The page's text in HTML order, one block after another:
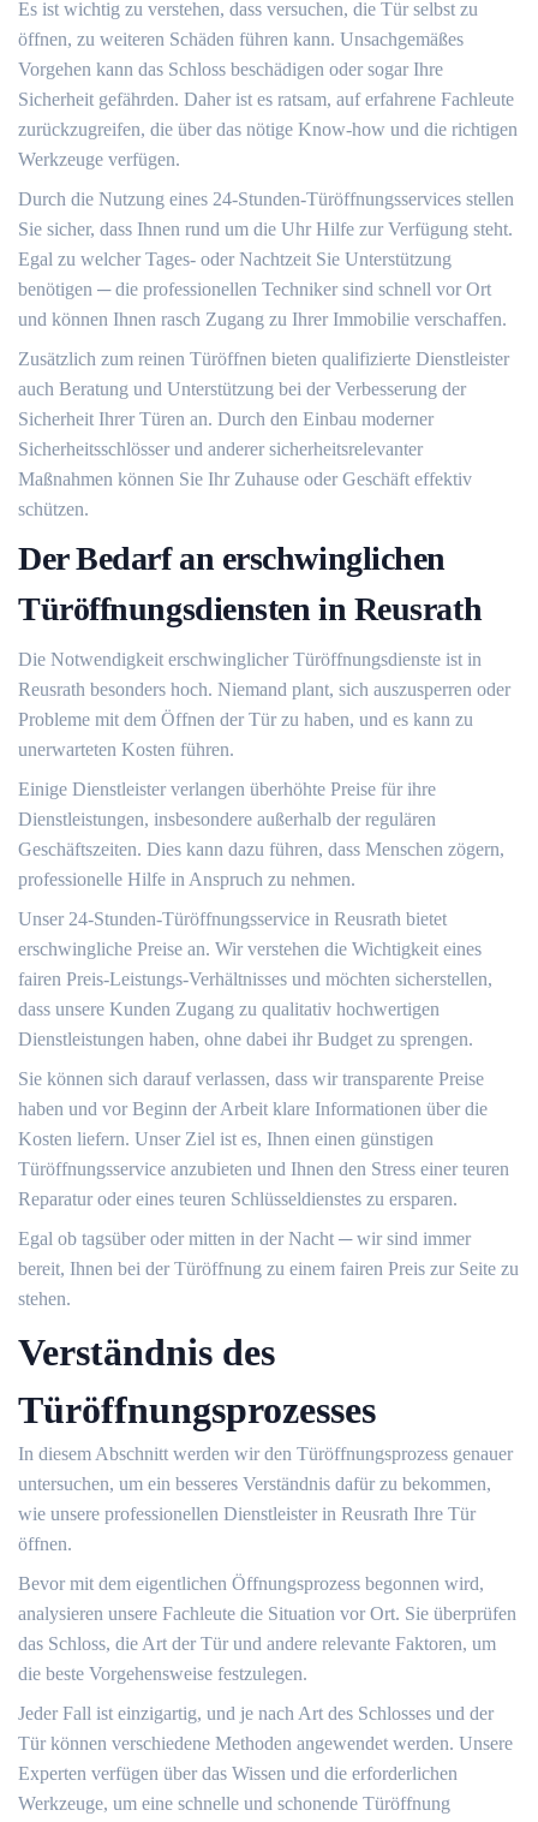
Es ist wichtig zu verstehen, dass versuchen, die Tür selbst zu
öffnen, zu weiteren Schäden führen kann. Unsachgemäßes
Vorgehen kann das Schloss beschädigen oder sogar Ihre
Sicherheit gefährden.​ Daher ist es ratsam, auf erfahrene Fachleute
zurückzugreifen, die über das nötige Know-how und die richtigen
Werkzeuge verfügen.​
Durch die Nutzung eines 24-Stunden-Türöffnungsservices stellen
Sie sicher, dass Ihnen rund um die Uhr Hilfe zur Verfügung steht.
Egal zu welcher Tages- oder Nachtzeit Sie Unterstützung
benötigen ─ die professionellen Techniker sind schnell vor Ort
und können Ihnen rasch Zugang zu Ihrer Immobilie verschaffen.​
Zusätzlich zum reinen Türöffnen bieten qualifizierte Dienstleister
auch Beratung und Unterstützung bei der Verbesserung der
Sicherheit Ihrer Türen an. Durch den Einbau moderner
Sicherheitsschlösser und anderer sicherheitsrelevanter
Maßnahmen können Sie Ihr Zuhause oder Geschäft effektiv
schützen.
Der Bedarf an erschwinglichen
Türöffnungsdiensten in Reusrath
Die Notwendigkeit erschwinglicher Türöffnungsdienste ist in
Reusrath besonders hoch.​ Niemand plant, sich auszusperren oder
Probleme mit dem Öffnen der Tür zu haben, und es kann zu
unerwarteten Kosten führen.
Einige Dienstleister verlangen überhöhte Preise für ihre
Dienstleistungen, insbesondere außerhalb der regulären
Geschäftszeiten.​ Dies kann dazu führen, dass Menschen zögern,
professionelle Hilfe in Anspruch zu nehmen.
Unser 24-Stunden-Türöffnungsservice in Reusrath bietet
erschwingliche Preise an.​ Wir verstehen die Wichtigkeit eines
fairen Preis-Leistungs-Verhältnisses und möchten sicherstellen,
dass unsere Kunden Zugang zu qualitativ hochwertigen
Dienstleistungen haben, ohne dabei ihr Budget zu sprengen.​
Sie können sich darauf verlassen, dass wir transparente Preise
haben und vor Beginn der Arbeit klare Informationen über die
Kosten liefern. Unser Ziel ist es, Ihnen einen günstigen
Türöffnungsservice anzubieten und Ihnen den Stress einer teuren
Reparatur oder eines teuren Schlüsseldienstes zu ersparen.
Egal ob tagsüber oder mitten in der Nacht ─ wir sind immer
bereit, Ihnen bei der Türöffnung zu einem fairen Preis zur Seite zu
stehen.​
Verständnis des
Türöffnungsprozesses
In diesem Abschnitt werden wir den Türöffnungsprozess genauer
untersuchen, um ein besseres Verständnis dafür zu bekommen,
wie unsere professionellen Dienstleister in Reusrath Ihre Tür
öffnen.​
Bevor mit dem eigentlichen Öffnungsprozess begonnen wird,
analysieren unsere Fachleute die Situation vor Ort.​ Sie überprüfen
das Schloss, die Art der Tür und andere relevante Faktoren, um
die beste Vorgehensweise festzulegen.​
Jeder Fall ist einzigartig, und je nach Art des Schlosses und der
Tür können verschiedene Methoden angewendet werden.​ Unsere
Experten verfügen über das Wissen und die erforderlichen
Werkzeuge, um eine schnelle und schonende Türöffnung